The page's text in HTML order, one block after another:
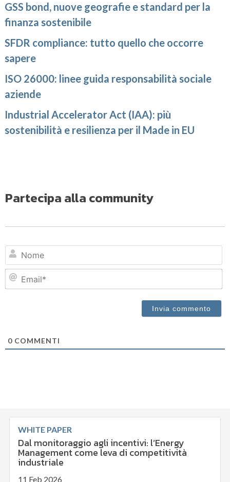
GSS bond, nuove geografie e standard per la
finanza sostenibile
SFDR compliance: tutto quello che occorre
sapere
ISO 26000: linee guida responsabilità sociale
aziende
Industrial Accelerator Act (IAA): più
sostenibilità e resilienza per il Made in EU
Partecipa alla community
0 COMMENTI
WHITE PAPER
Dal monitoraggio agli incentivi: l’Energy
Management come leva di competitività
industriale
11 Feb 2026